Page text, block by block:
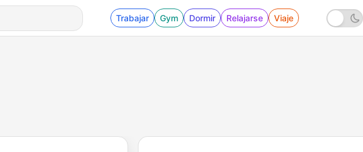
Trabajar Gym Dormir Relajarse Viaje